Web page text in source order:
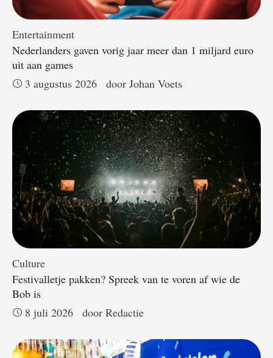
Entertainment
Nederlanders gaven vorig jaar meer dan 1 miljard euro
uit aan games
3 augustus 2026
door Johan Voets
Culture
Festivalletje pakken? Spreek van te voren af wie de
Bob is
8 juli 2026
door Redactie